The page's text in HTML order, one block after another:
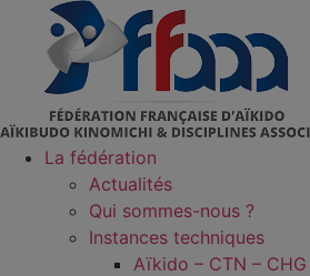
contenu
La fédération
Actualités
Qui sommes-nous ?
Instances techniques
Aïkido – CTN – CHG